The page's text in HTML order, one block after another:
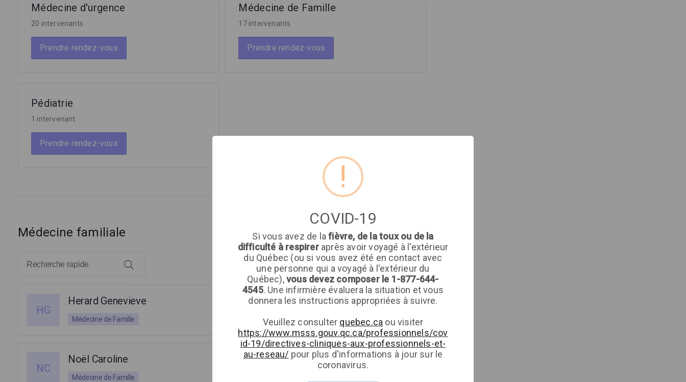
Médecine d'urgence
20 intervenants
Prendre rendez-vous
Médecine de Famille
17 intervenants
Prendre rendez-vous
Pédiatrie
1 intervenant
Prendre rendez-vous
Médecine familiale
HG
Herard Genevieve
Médecine de Famille
Pierre Frantz
Médecine de Famille
NC
Noël Caroline
Médecine de Famille
Germain Francois
!
COVID-19
Si vous avez de lafièvre, de la toux ou de la
difficulté à respirer après avoir voyagé à l'extérieur
du Québec (ou si vous avez été en contact avec
une personne qui a voyagé à l'extérieur du
Québec),vous devez composer le 1-877-644-
4545. Une infirmière évaluera la situation et vous
donnera les instructions appropriées à suivre.
Veuillez consulter quebec.ca ou visiter
https://www.msss.gouv.qc.ca/professionnels/cov
id-19/directives-cliniques-aux-professionnels-et-
au-reseau/ pour plus d'informations à jour sur le
coronavirus.